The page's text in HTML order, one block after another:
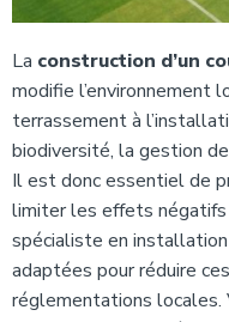
La construction d’un
modifie l’environnement
terrassement à
biodiversité, la gestion
Il est donc essentiel de
limiter les effets négatifs
spécialiste en
adaptées pour réduire
réglementations locales.